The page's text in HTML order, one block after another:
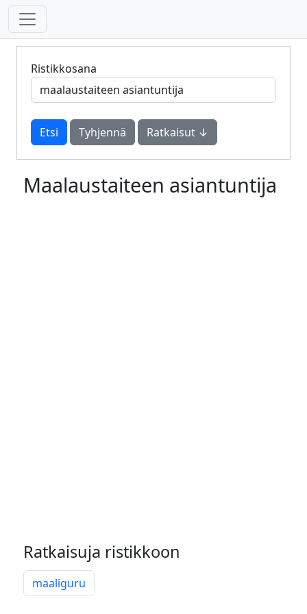
Ristikkosana
Tyhjennä Ratkaisut ↓
Maalaustaiteen asiantuntija
Ratkaisuja ristikkoon
maaliguru